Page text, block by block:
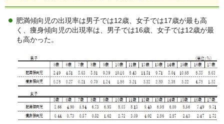
肥満傾向児の出現率は男子では12歳、女子では17歳が最も高
く、痩身傾向児の出現率は、男子では16歳、女子では12歳が最
も高かった。